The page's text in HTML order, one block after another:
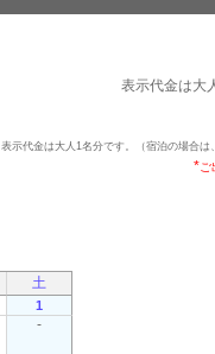
表示代金は大
表示代金は大人1名分です。（宿泊の場合
*ご
土
1
-